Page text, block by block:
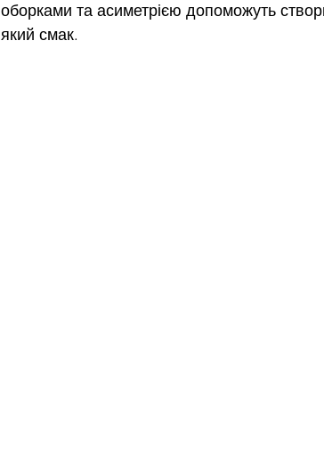
оборками та асиметрією допоможуть
який смак.